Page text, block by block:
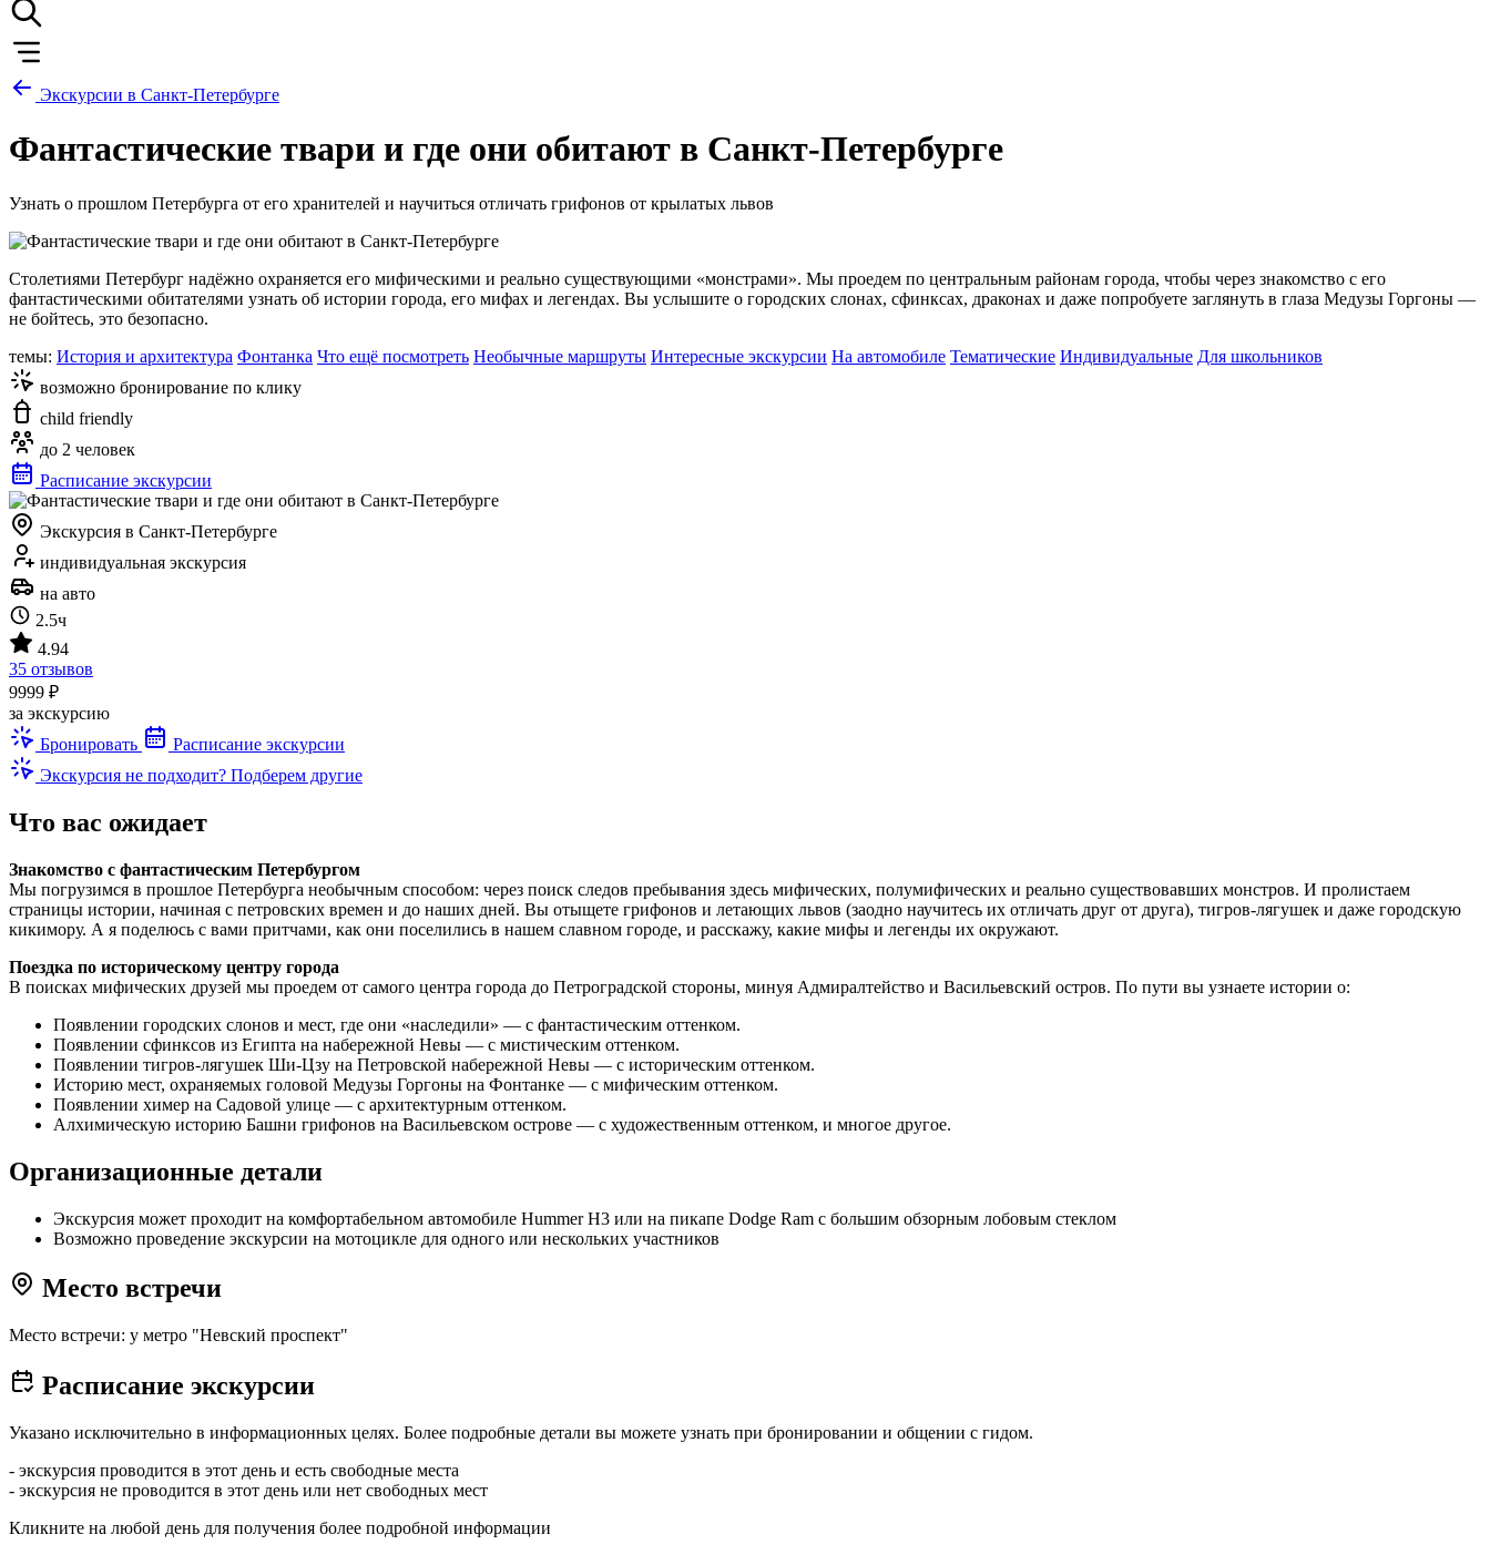
Экскурсии в Санкт-Петербурге
Фантастические твари и где они обитают в Санкт-Петербурге
Узнать о прошлом Петербурга от его хранителей и научиться отличать грифонов от крылатых львов
Столетиями Петербург надёжно охраняется его мифическими и реально существующими «монстрами». Мы проедем по центральным районам города, чтобы через знакомство с его
фантастическими обитателями узнать об истории города, его мифах и легендах. Вы услышите о городских слонах, сфинксах, драконах и даже попробуете заглянуть в глаза Медузы Горгоны —
не бойтесь, это безопасно.
темы: История и архитектура Фонтанка Что ещё посмотреть Необычные маршруты Интересные экскурсии На автомобиле Тематические Индивидуальные Для школьников
возможно бронирование по клику
child friendly
до 2 человек
Расписание экскурсии
Экскурсия в Санкт-Петербурге
индивидуальная экскурсия
на авто
2.5ч
4.94
35 отзывов
9999 ₽
за экскурсию
Бронировать
Расписание экскурсии
Экскурсия не подходит? Подберем другие
Что вас ожидает
Знакомство с фантастическим Петербургом
Мы погрузимся в прошлое Петербурга необычным способом: через поиск следов пребывания здесь мифических, полумифических и реально существовавших монстров. И пролистаем
страницы истории, начиная с петровских времен и до наших дней. Вы отыщете грифонов и летающих львов (заодно научитесь их отличать друг от друга), тигров-лягушек и даже городскую
кикимору. А я поделюсь с вами притчами, как они поселились в нашем славном городе, и расскажу, какие мифы и легенды их окружают.
Поездка по историческому центру города
В поисках мифических друзей мы проедем от самого центра города до Петроградской стороны, минуя Адмиралтейство и Васильевский остров. По пути вы узнаете истории о:
Появлении городских слонов и мест, где они «наследили» — с фантастическим оттенком.
Появлении сфинксов из Египта на набережной Невы — с мистическим оттенком.
Появлении тигров-лягушек Ши-Цзу на Петровской набережной Невы — с историческим оттенком.
Историю мест, охраняемых головой Медузы Горгоны на Фонтанке — с мифическим оттенком.
Появлении химер на Садовой улице — с архитектурным оттенком.
Алхимическую историю Башни грифонов на Васильевском острове — с художественным оттенком, и многое другое.
Организационные детали
Экскурсия может проходит на комфортабельном автомобиле Hummer H3 или на пикапе Dodge Ram с большим обзорным лобовым стеклом
Возможно проведение экскурсии на мотоцикле для одного или нескольких участников
Место встречи
Место встречи: у метро "Невский проспект"
Расписание экскурсии
Указано исключительно в информационных целях. Более подробные детали вы можете узнать при бронировании и общении с гидом.
- экскурсия проводится в этот день и есть свободные места
- экскурсия не проводится в этот день или нет свободных мест
Кликните на любой день для получения более подробной информации